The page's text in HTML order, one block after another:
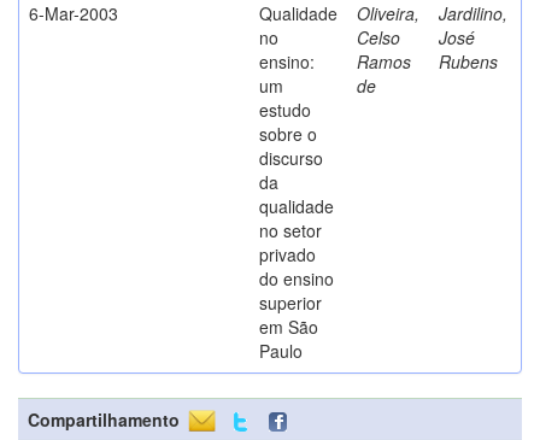
6-Mar-2003
Qualidade
no
ensino:
um
estudo
sobre o
discurso
da
qualidade
no setor
privado
do ensino
superior
em São
Paulo
Oliveira,
Celso
Ramos
de
Jardilino,
José
Rubens
Compartilhamento